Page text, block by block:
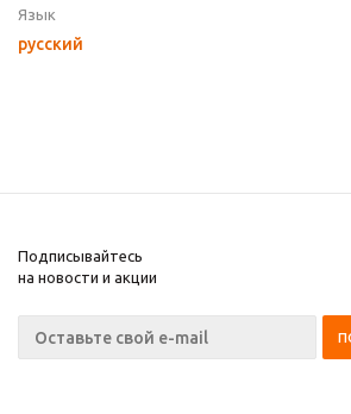
Язык
русский
Подписывайтесь
на новости и акции